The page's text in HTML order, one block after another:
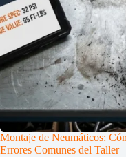
Montaje de Neumáticos:
Errores Comunes del Taller